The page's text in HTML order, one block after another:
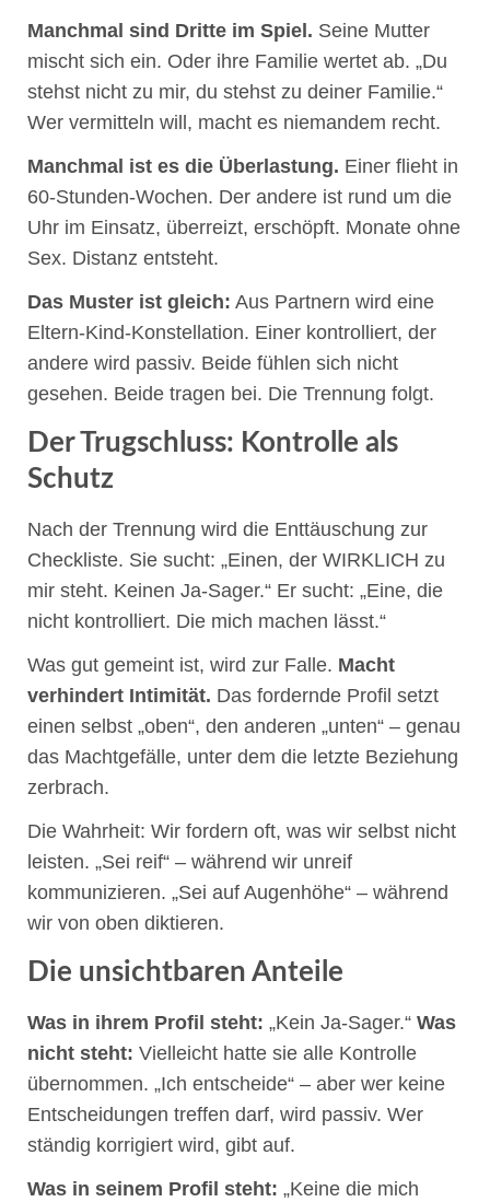
Manchmal sind Dritte im Spiel. Seine Mutter
mischt sich ein. Oder ihre Familie wertet ab. „Du
stehst nicht zu mir, du stehst zu deiner Familie.“
Wer vermitteln will, macht es niemandem recht.
Manchmal ist es die Überlastung. Einer flieht in
60-Stunden-Wochen. Der andere ist rund um die
Uhr im Einsatz, überreizt, erschöpft. Monate ohne
Sex. Distanz entsteht.
Das Muster ist gleich: Aus Partnern wird eine
Eltern-Kind-Konstellation. Einer kontrolliert, der
andere wird passiv. Beide fühlen sich nicht
gesehen. Beide tragen bei. Die Trennung folgt.
Der Trugschluss: Kontrolle als
Schutz
Nach der Trennung wird die Enttäuschung zur
Checkliste. Sie sucht: „Einen, der WIRKLICH zu
mir steht. Keinen Ja-Sager.“ Er sucht: „Eine, die
nicht kontrolliert. Die mich machen lässt.“
Was gut gemeint ist, wird zur Falle. Macht
verhindert Intimität. Das fordernde Profil setzt
einen selbst „oben“, den anderen „unten“ – genau
das Machtgefälle, unter dem die letzte Beziehung
zerbrach.
Die Wahrheit: Wir fordern oft, was wir selbst nicht
leisten. „Sei reif“ – während wir unreif
kommunizieren. „Sei auf Augenhöhe“ – während
wir von oben diktieren.
Die unsichtbaren Anteile
Was in ihrem Profil steht: „Kein Ja-Sager.“ Was
nicht steht: Vielleicht hatte sie alle Kontrolle
übernommen. „Ich entscheide“ – aber wer keine
Entscheidungen treffen darf, wird passiv. Wer
ständig korrigiert wird, gibt auf.
Was in seinem Profil steht: „Keine die mich